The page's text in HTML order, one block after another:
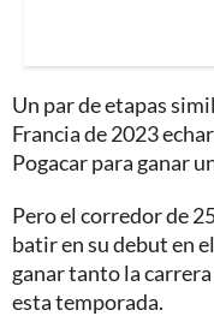
Un par de etapas
Francia de 2023
Pogacar para ganar
Pero el corredor de
batir en su debut en
ganar tanto la
esta temporada.